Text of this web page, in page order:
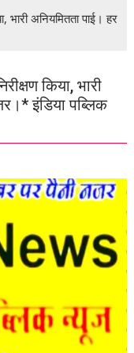
भारी अनियमितता पाई। हर
किया, भारी
इंडिया पब्लिक